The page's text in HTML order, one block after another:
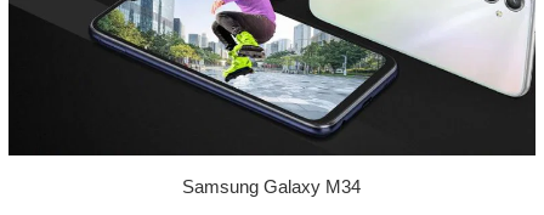
Samsung Galaxy M34